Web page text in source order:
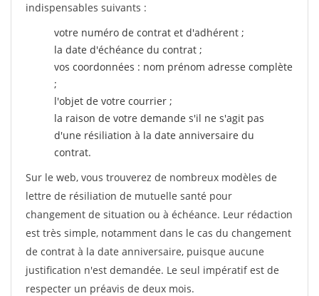
indispensables suivants :
votre numéro de contrat et d'adhérent ;
la date d'échéance du contrat ;
vos coordonnées : nom prénom adresse complète
;
l'objet de votre courrier ;
la raison de votre demande s'il ne s'agit pas
d'une résiliation à la date anniversaire du
contrat.
Sur le web, vous trouverez de nombreux modèles de
lettre de résiliation de mutuelle santé pour
changement de situation ou à échéance. Leur rédaction
est très simple, notamment dans le cas du changement
de contrat à la date anniversaire, puisque aucune
justification n'est demandée. Le seul impératif est de
respecter un préavis de deux mois.